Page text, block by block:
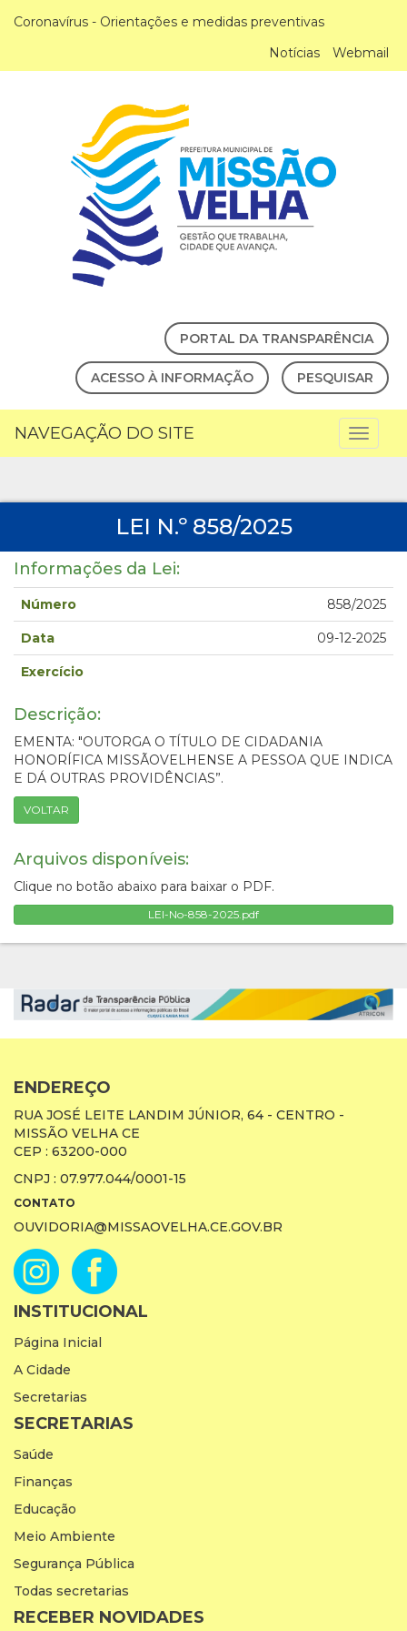
Coronavírus - Orientações e medidas preventivas
Notícias
Webmail
PORTAL DA TRANSPARÊNCIA
ACESSO À INFORMAÇÃO PESQUISAR
NAVEGAÇÃO DO SITE
LEI N.º 858/2025
Informações da Lei:
Número 858/2025
Data 09-12-2025
Exercício
Descrição:
EMENTA: "OUTORGA O TÍTULO DE CIDADANIA
HONORÍFICA MISSÃOVELHENSE A PESSOA QUE INDICA
E DÁ OUTRAS PROVIDÊNCIAS”.
VOLTAR
Arquivos disponíveis:
Clique no botão abaixo para baixar o PDF.
LEI-No-858-2025.pdf
ENDEREÇO
RUA JOSÉ LEITE LANDIM JÚNIOR, 64 - CENTRO -
MISSÃO VELHA CE
CEP : 63200-000
CNPJ : 07.977.044/0001-15
CONTATO
OUVIDORIA@MISSAOVELHA.CE.GOV.BR
INSTITUCIONAL
Página Inicial
A Cidade
Secretarias
SECRETARIAS
Saúde
Finanças
Educação
Meio Ambiente
Segurança Pública
Todas secretarias
RECEBER NOVIDADES